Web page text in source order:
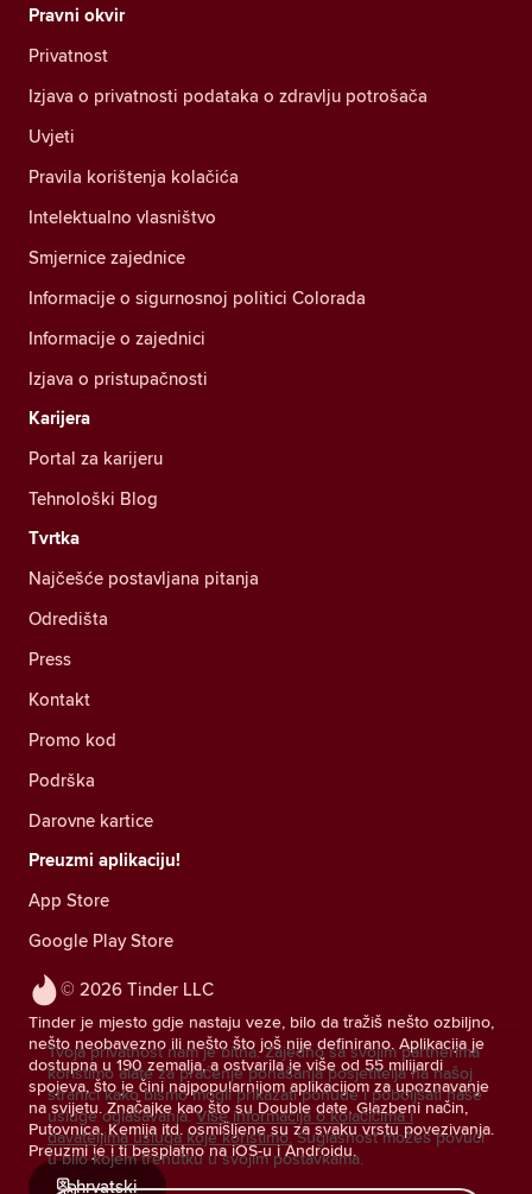
© 2026 Tinder LLC
Tinder je mjesto gdje nastaju veze, bilo da tražiš nešto ozbiljno,
nešto neobavezno ili nešto što još nije definirano. Aplikacija je
dostupna u 190 zemalja, a ostvarila je više od 55 milijardi
spojeva, što je čini najpopularnijom aplikacijom za upoznavanje
na svijetu. Značajke kao što su Double date, Glazbeni način,
Putovnica, Kemija itd. osmišljene su za svaku vrstu povezivanja.
Preuzmi je i ti besplatno na iOS-u i Androidu.
hrvatski
Pravni okvir
Privatnost
Izjava o privatnosti podataka o zdravlju potrošača
Uvjeti
Pravila korištenja kolačića
Intelektualno vlasništvo
Smjernice zajednice
Informacije o sigurnosnoj politici Colorada
Informacije o zajednici
Izjava o pristupačnosti
Karijera
Portal za karijeru
Tehnološki Blog
Tvrtka
Najčešće postavljana pitanja
Odredišta
Press
Kontakt
Promo kod
Podrška
Darovne kartice
Preuzmi aplikaciju!
App Store
Google Play Store
Tvoja privatnost nam je bitna. Zajedno sa svojim partnerima
koristimo alate za praćenje ponašanja posjetitelja na našoj
stranici kako bismo mogli prikazati ponude i poboljšati naše
usluge oglašavanja. Više informacija o kolačićima i
davateljima usluga koje koristimo. Suglasnost možeš povući
u bilo kojem trenutku u svojim postavkama.